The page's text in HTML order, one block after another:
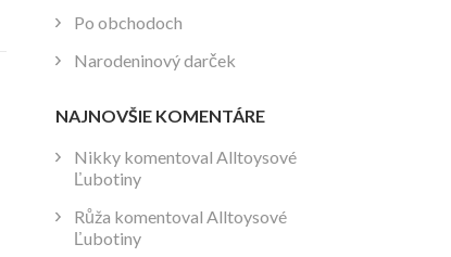
Po obchodoch
Narodeninový darček
NAJNOVŠIE KOMENTÁRE
Nikkykomentoval Alltoysové
Ľubotiny
Růža komentoval Alltoysové
Ľubotiny